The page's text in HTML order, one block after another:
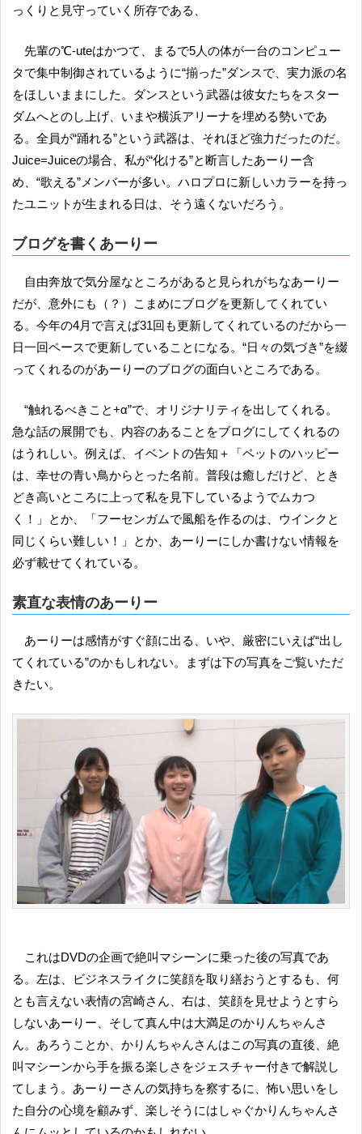
っくりと見守っていく所存である、
先輩の℃-uteはかつて、まるで5人の体が一台のコンピュー
タで集中制御されているように“揃った”ダンスで、実力派の名
をほしいままにした。ダンスという武器は彼女たちをスター
ダムへとのし上げ、いまや横浜アリーナを埋める勢いであ
る。全員が“踊れる”という武器は、それほど強力だったのだ。
Juice=Juiceの場合、私が“化ける”と断言したあーりー含
め、“歌える”メンバーが多い。ハロプロに新しいカラーを持っ
たユニットが生まれる日は、そう遠くないだろう。
ブログを書くあーりー
自由奔放で気分屋なところがあると見られがちなあーりー
だが、意外にも（？）こまめにブログを更新してくれてい
る。今年の4月で言えば31回も更新してくれているのだから一
日一回ペースで更新していることになる。“日々の気づき”を綴
ってくれるのがあーりーのブログの面白いところである。
“触れるべきこと+α”で、オリジナリティを出してくれる。
急な話の展開でも、内容のあることをブログにしてくれるの
はうれしい。例えば、イベントの告知＋「ペットのハッピー
は、幸せの青い鳥からとった名前。普段は癒しだけど、とき
どき高いところに上って私を見下しているようでムカつ
く！」とか、「フーセンガムで風船を作るのは、ウインクと
同じくらい難しい！」とか、あーりーにしか書けない情報を
必ず載せてくれている。
素直な表情のあーりー
あーりーは感情がすぐ顔に出る、いや、厳密にいえば“出し
てくれている”のかもしれない。まずは下の写真をご覧いただ
きたい。
これはDVDの企画で絶叫マシーンに乗った後の写真であ
る。左は、ビジネスライクに笑顔を取り繕おうとするも、何
とも言えない表情の宮崎さん、右は、笑顔を見せようとすら
しないあーりー、そして真ん中は大満足のかりんちゃんさ
ん。あろうことか、かりんちゃんさんはこの写真の直後、絶
叫マシーンから手を振る楽しさをジェスチャー付きで解説し
てしまう。あーりーさんの気持ちを察するに、怖い思いをし
た自分の心境を顧みず、楽しそうにはしゃぐかりんちゃんさ